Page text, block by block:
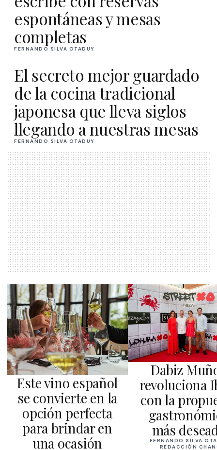
espontáneas y mesas
completas
FERNANDO SILVA OTADUY
El secreto mejor guardado
de la cocina tradicional
japonesa que lleva siglos
llegando a nuestras mesas
FERNANDO SILVA OTADUY
Este vino español
se convierte en la
opción perfecta
para brindar en
una ocasión
Dabiz
revoluciona
con la
más
FERNANDO SILVA
REDACCIÓN